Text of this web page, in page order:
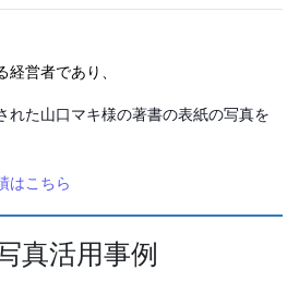
営者であり、
れた山口マキ様の著書の表紙の写真を
はこちら
真活用事例